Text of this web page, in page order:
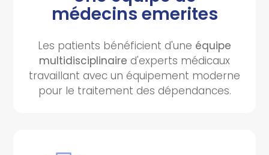
médecins emerites
Les patients bénéficient d'une équipe
multidisciplinaire d'experts médicaux
travaillant avec un équipement moderne
pour le traitement des dépendances.